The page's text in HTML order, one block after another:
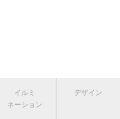
イルミ
ネーション
デザイン